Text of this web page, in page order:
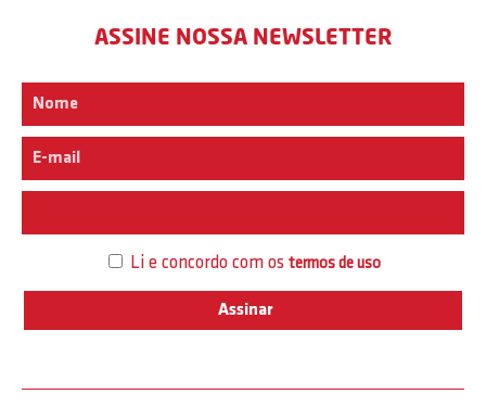
ASSINE NOSSA NEWSLETTER
Li e concordo com os termos de uso